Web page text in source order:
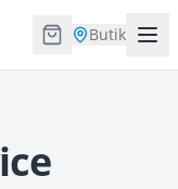
Butik